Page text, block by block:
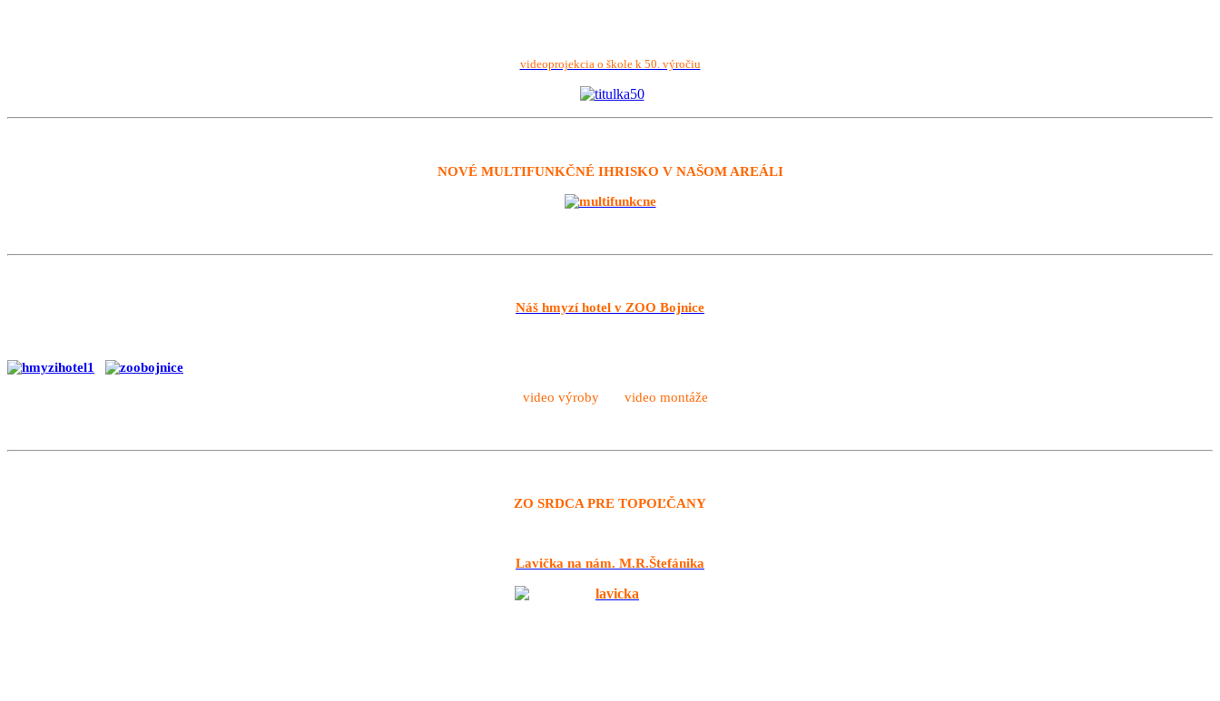
videoprojekcia o škole k 50. výročiu
NOVÉ MULTIFUNKČNÉ IHRISKO V NAŠOM AREÁLI
Náš hmyzí hotel v ZOO Bojnice
video výroby video montáže
ZO SRDCA PRE TOPOĽČANY
Lavička na nám. M.R.Štefánika